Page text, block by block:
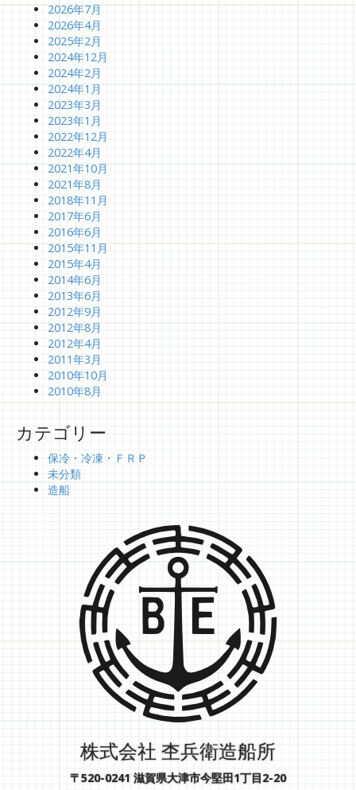
2026年7月
2026年4月
2025年2月
2024年12月
2024年2月
2024年1月
2023年3月
2023年1月
2022年12月
2022年4月
2021年10月
2021年8月
2018年11月
2017年6月
2016年6月
2015年11月
2015年4月
2014年6月
2013年6月
2012年9月
2012年8月
2012年4月
2011年3月
2010年10月
2010年8月
カテゴリー
保冷・冷凍・ＦＲＰ
未分類
造船
株式会社 杢兵衛造船所
〒520-0241 滋賀県大津市今堅田1丁目2-20